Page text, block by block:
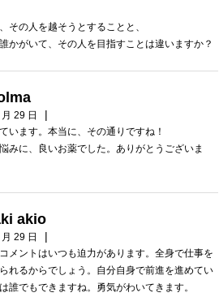
その人を越そうとすることと、
かがいて、その人を目指すことは違いますか？
29 日 |
います。本当に、その通りですね！
みに、良いお薬でした。ありがとうございま
akio
29 日 |
メントはいつも迫力があります。全身で仕事を
れるからでしょう。自分自身で前進を進めてい
誰でもできますね。勇気がわいてきます。